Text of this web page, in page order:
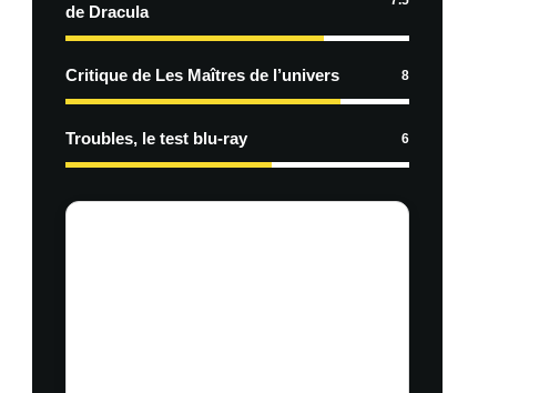
de Dracula
Critique de Les Maîtres de l’univers 8
Troubles, le test blu-ray 6